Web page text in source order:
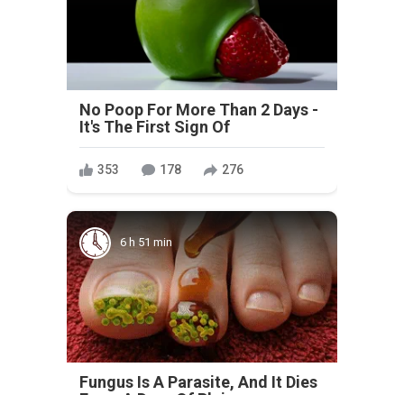
No Poop For More Than 2 Days -
It's The First Sign Of
353 178 276
6 h 51 min
Fungus Is A Parasite, And It Dies